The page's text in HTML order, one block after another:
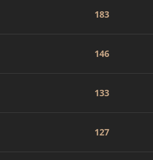
183
146
133
127